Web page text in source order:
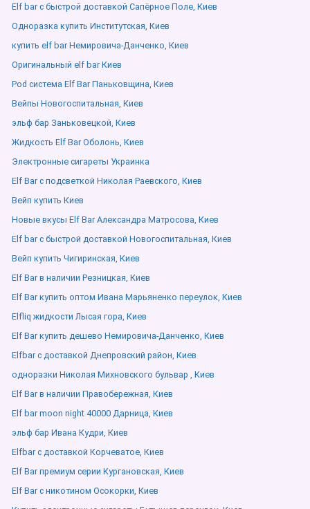
Elf bar с быстрой доставкой Сапёрное Поле, Киев
Одноразка купить Институтская, Киев
купить elf bar Немировича-Данченко, Киев
Оригинальный elf bar Киев
Pod система Elf Bar Паньковщина, Киев
Вейпы Новогоспитальная, Киев
эльф бар Заньковецкой, Киев
Жидкость Elf Bar Оболонь, Киев
Электронные сигареты Украинка
Elf Bar с подсветкой Николая Раевского, Киев
Вейп купить Киев
Новые вкусы Elf Bar Александра Матросова, Киев
Elf bar с быстрой доставкой Новогоспитальная, Киев
Вейп купить Чигиринская, Киев
Elf Bar в наличии Резницкая, Киев
Elf Bar купить оптом Ивана Марьяненко переулок, Киев
Elfliq жидкости Лысая гора, Киев
Elf Bar купить дешево Немировича-Данченко, Киев
Elfbar с доставкой Днепровский район, Киев
одноразки Николая Михновского бульвар , Киев
Elf Bar в наличии Правобережная, Киев
Elf bar moon night 40000 Дарница, Киев
эльф бар Ивана Кудри, Киев
Elfbar с доставкой Корчеватое, Киев
Elf Bar премиум серии Кургановская, Киев
Elf Bar с никотином Осокорки, Киев